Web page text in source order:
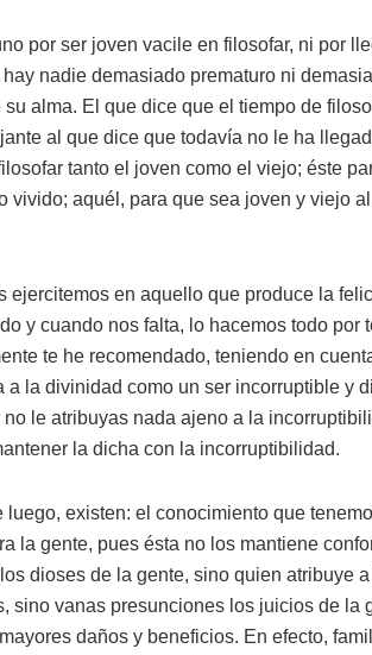
por ser joven vacile en filosofar, ni por
hay nadie demasiado prematuro ni
su alma. El que dice que el tiempo de
al que dice que todavía no le ha
tanto el joven como el viejo; éste
vivido; aquél, para que sea joven y viejo
ejercitemos en aquello que produce la
y cuando nos falta, lo hacemos todo por
te he recomendado, teniendo en
a la divinidad como un ser incorruptible y
le atribuyas nada ajeno a la
la dicha con la incorruptibilidad.
luego, existen: el conocimiento que
la gente, pues ésta no los mantiene
dioses de la gente, sino quien atribuye
sino vanas presunciones los juicios de la
daños y beneficios. En efecto,